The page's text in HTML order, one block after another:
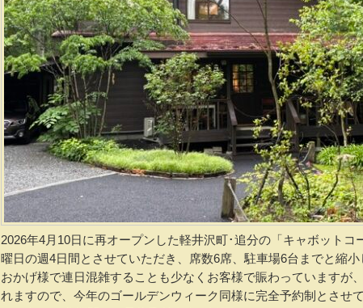
2026年4月10日に再オープンした軽井沢町･追分の「キャボットコ
曜日の週4日間とさせていただき、席数6席、駐車場6台までと縮小
おかげ様で連日混雑することも少なくお客様で賑わっていますが
れますので、今年のゴールデンウィーク同様に完全予約制とさせ